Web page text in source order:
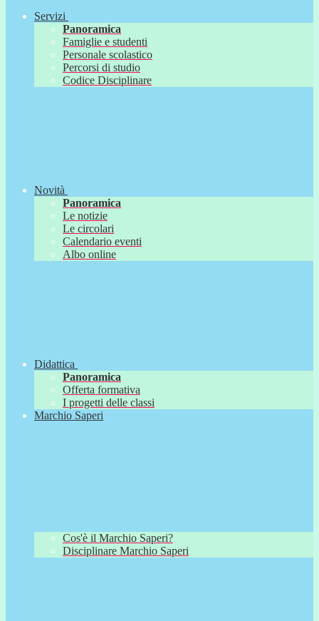
Servizi
Panoramica
Famiglie e studenti
Personale scolastico
Percorsi di studio
Codice Disciplinare
Novità
Panoramica
Le notizie
Le circolari
Calendario eventi
Albo online
Didattica
Panoramica
Offerta formativa
I progetti delle classi
Marchio Saperi
Cos'è il Marchio Saperi?
Disciplinare Marchio Saperi